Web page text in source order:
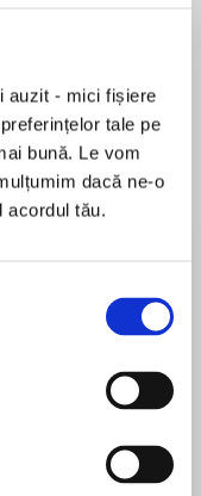
auzit - mici fișiere
tale pe
bună. Le vom
dacă ne-o
acordul tău.
să
șamani
se pare că
și antropologul
din
recenzii